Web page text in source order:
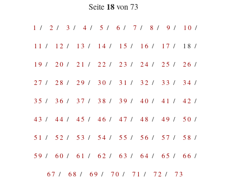
Seite 18von 73
1 2 3 4 5 6 7 8 9
10
11
12 13 14 15 16 17
18
19
20 21 22 23 24 25
26
27
28 29 30 31 32 33
34
35
36 37 38 39 40 41
42
43
44 45 46 47 48 49
50
51
52 53 54 55 56 57
58
59
60 61 62 63 64 65
66
67
68 69 70 71 72 73